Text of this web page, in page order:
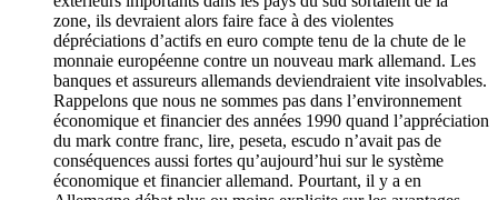
zone, ils devraient alors faire face à des violentes
dépréciations d’actifs en euro compte tenu de la chute de le
monnaie européenne contre un nouveau mark allemand. Les
banques et assureurs allemands deviendraient vite insolvables.
Rappelons que nous ne sommes pas dans l’environnement
économique et financier des années 1990 quand l’appréciation
du mark contre franc, lire, peseta, escudo n’avait pas de
conséquences aussi fortes qu’aujourd’hui sur le système
économique et financier allemand. Pourtant, il y a en